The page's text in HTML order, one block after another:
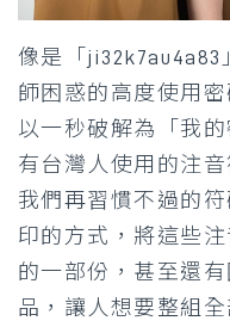
像是「
師困惑的高度使用
以一秒破解為「我
有台灣人使用的注音
我們再習慣不過的
印的方式，將這些
的一部份，甚至還
品，讓人想要整組全